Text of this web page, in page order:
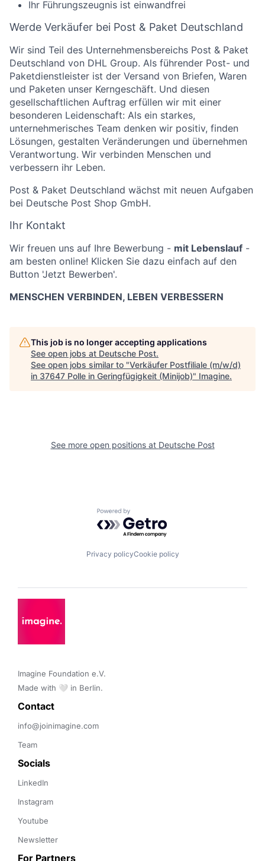
Ihr Führungszeugnis ist einwandfrei
Werde Verkäufer bei Post & Paket Deutschland
Wir sind Teil des Unternehmensbereichs Post & Paket
Deutschland von DHL Group. Als führender Post- und
Paketdienstleister ist der Versand von Briefen, Waren
und Paketen unser Kerngeschäft. Und diesen
gesellschaftlichen Auftrag erfüllen wir mit einer
besonderen Leidenschaft: Als ein starkes,
unternehmerisches Team denken wir positiv, finden
Lösungen, gestalten Veränderungen und übernehmen
Verantwortung. Wir verbinden Menschen und
verbessern ihr Leben.
Post & Paket Deutschland wächst mit neuen Aufgaben
bei Deutsche Post Shop GmbH.
Ihr Kontakt
Wir freuen uns auf Ihre Bewerbung - mit Lebenslauf -
am besten online! Klicken Sie dazu einfach auf den
Button 'Jetzt Bewerben'.
MENSCHEN VERBINDEN, LEBEN VERBESSERN
This job is no longer accepting applications
See open jobs at Deutsche Post.
See open jobs similar to "Verkäufer Postfiliale (m/w/d)
in 37647 Polle in Geringfügigkeit (Minijob)" Imagine.
See more open positions at Deutsche Post
Powered by Getro.com
Privacy policyCookie policy
Imagine Foundation e.V.
Made with 🤍 in Berlin.
Contact
info@joinimagine.com
Team
Socials
LinkedIn
Instagram
Youtube
Newsletter
For Partners